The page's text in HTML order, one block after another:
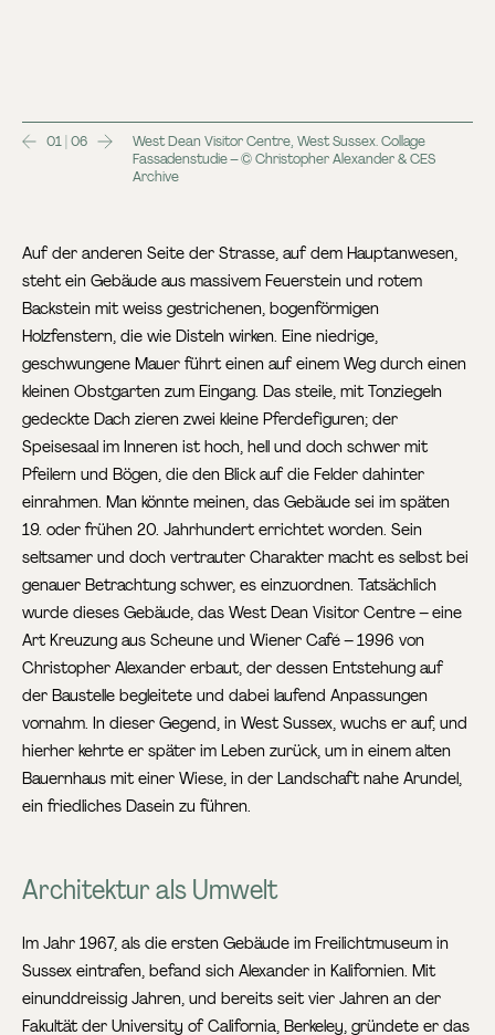
01 | 06
West Dean Visitor Centre, West Sussex. Collage
Fassadenstudie – © Christopher Alexander & CES
Archive
Auf der anderen Seite der Strasse, auf dem Hauptanwesen,
steht ein Gebäude aus massivem Feuerstein und rotem
Backstein mit weiss gestrichenen, bogenförmigen
Holzfenstern, die wie Disteln wirken. Eine niedrige,
geschwungene Mauer führt einen auf einem Weg durch einen
kleinen Obstgarten zum Eingang. Das steile, mit Tonziegeln
gedeckte Dach zieren zwei kleine Pferdefiguren; der
Speisesaal im Inneren ist hoch, hell und doch schwer mit
Pfeilern und Bögen, die den Blick auf die Felder dahinter
einrahmen. Man könnte meinen, das Gebäude sei im späten
19. oder frühen 20. Jahrhundert errichtet worden. Sein
seltsamer und doch vertrauter Charakter macht es selbst bei
genauer Betrachtung schwer, es einzuordnen. Tatsächlich
wurde dieses Gebäude, das West Dean Visitor Centre – eine
Art Kreuzung aus Scheune und Wiener Café – 1996 von
Christopher Alexander erbaut, der dessen Entstehung auf
der Baustelle begleitete und dabei laufend Anpassungen
vornahm. In dieser Gegend, in West Sussex, wuchs er auf, und
hierher kehrte er später im Leben zurück, um in einem alten
Bauernhaus mit einer Wiese, in der Landschaft nahe Arundel,
ein friedliches Dasein zu führen.
Architektur als Umwelt
Im Jahr 1967, als die ersten Gebäude im Freilichtmuseum in
Sussex eintrafen, befand sich Alexander in Kalifornien. Mit
einunddreissig Jahren, und bereits seit vier Jahren an der
Fakultät der University of California, Berkeley, gründete er das